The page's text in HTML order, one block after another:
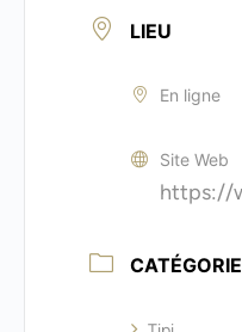
LIEU
En ligne
Site Web
https://
CATÉGORIE